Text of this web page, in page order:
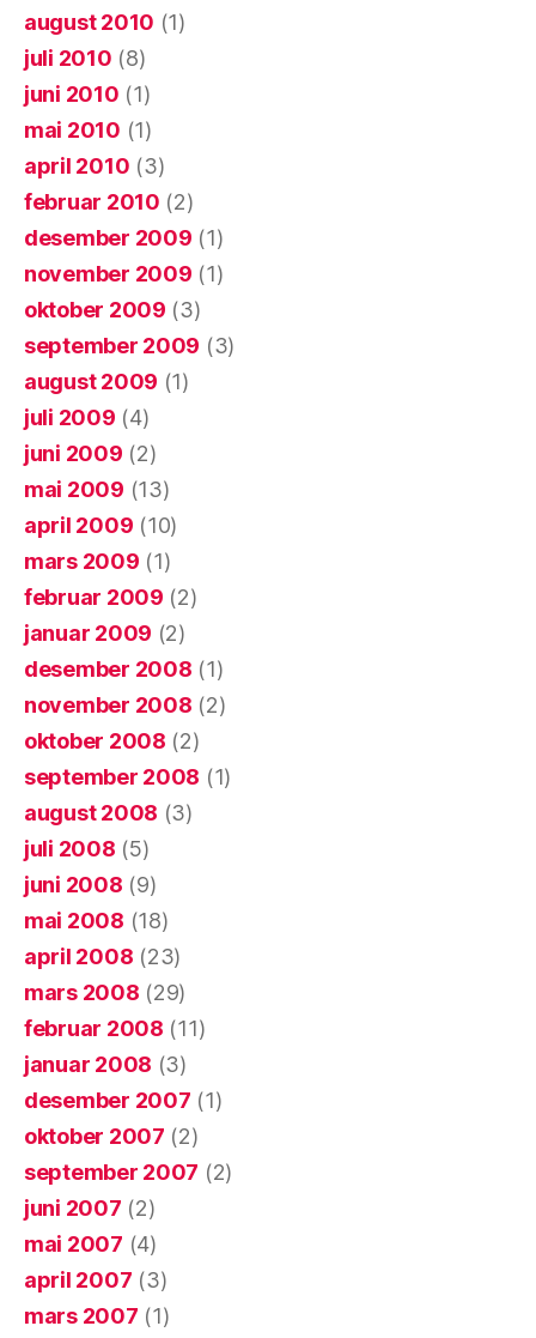
august 2010 (1)
juli 2010 (8)
juni 2010 (1)
mai 2010 (1)
april 2010 (3)
februar 2010 (2)
desember 2009 (1)
november 2009 (1)
oktober 2009 (3)
september 2009 (3)
august 2009 (1)
juli 2009 (4)
juni 2009 (2)
mai 2009 (13)
april 2009 (10)
mars 2009 (1)
februar 2009 (2)
januar 2009 (2)
desember 2008 (1)
november 2008 (2)
oktober 2008 (2)
september 2008 (1)
august 2008 (3)
juli 2008 (5)
juni 2008 (9)
mai 2008 (18)
april 2008 (23)
mars 2008 (29)
februar 2008 (11)
januar 2008 (3)
desember 2007 (1)
oktober 2007 (2)
september 2007 (2)
juni 2007 (2)
mai 2007 (4)
april 2007 (3)
mars 2007 (1)